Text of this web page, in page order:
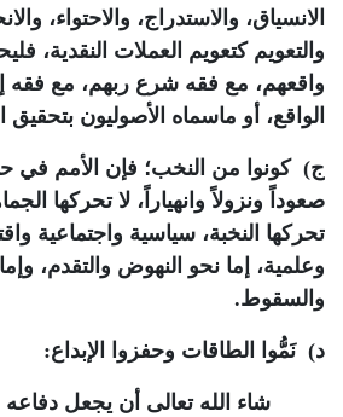
الانسياق، والاستدراج، والاحتواء،
والتعويم كتعويم العملات النقدية،
واقعهم، مع فقه شرع ربهم، مع فقه
الواقع، أو ماسماه الأصوليون بتحقيق
ج) كونوا من النخب؛ فإن الأمم في
صعوداً ونزولاً وانهياراً، لا تحركها
تحركها النخبة، سياسية واجتماعية
وعلمية، إما نحو النهوض والتقدم، وإما
والسقوط.
د) نَمُّوا الطاقات وحفزوا الإبداع:
شاء الله تعالى أن يجعل دفاعه